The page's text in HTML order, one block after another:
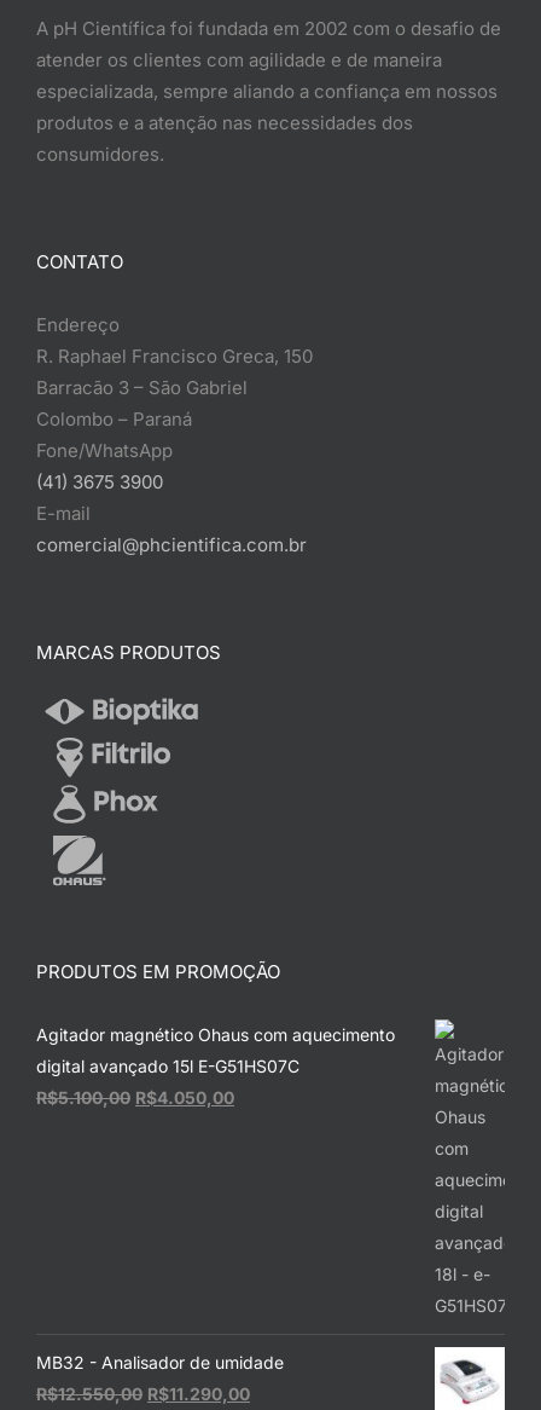
A pH Científica foi fundada em 2002 com o desafio de
atender os clientes com agilidade e de maneira
especializada, sempre aliando a confiança em nossos
produtos e a atenção nas necessidades dos
consumidores.
CONTATO
Endereço
R. Raphael Francisco Greca, 150
Barracão 3 – São Gabriel
Colombo – Paraná
Fone/WhatsApp
(41) 3675 3900
E-mail
comercial@phcientifica.com.br
MARCAS PRODUTOS
PRODUTOS EM PROMOÇÃO
Agitador magnético Ohaus com aquecimento
digital avançado 15l E-G51HS07C
R$5.100,00 O
R$4.050,00O
MB32 - Analisador de umidade
R$12.550,00 O
R$11.290,00O